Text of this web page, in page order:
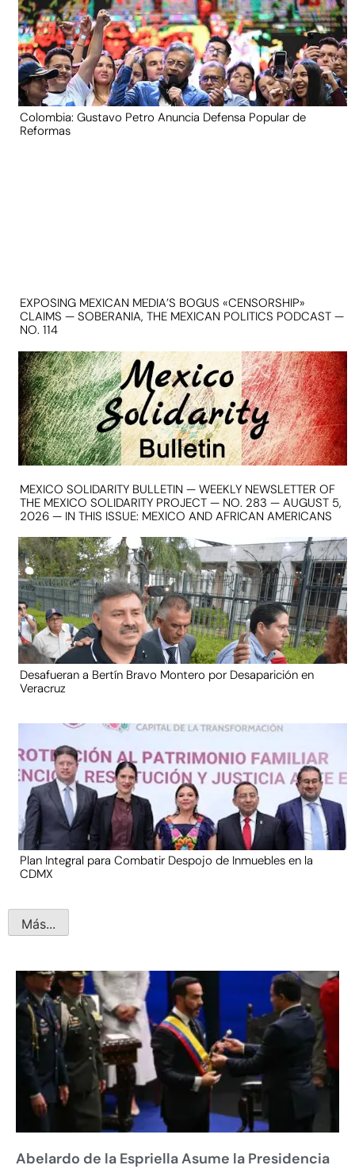
Colombia: Gustavo Petro Anuncia Defensa Popular de
Reformas
EXPOSING MEXICAN MEDIA’S BOGUS «CENSORSHIP»
CLAIMS — SOBERANIA, THE MEXICAN POLITICS PODCAST —
NO. 114
MEXICO SOLIDARITY BULLETIN — WEEKLY NEWSLETTER OF
THE MEXICO SOLIDARITY PROJECT — NO. 283 — AUGUST 5,
2026 — IN THIS ISSUE: MEXICO AND AFRICAN AMERICANS
Desafueran a Bertín Bravo Montero por Desaparición en
Veracruz
Plan Integral para Combatir Despojo de Inmuebles en la
CDMX
Más...
Abelardo de la Espriella Asume la Presidencia